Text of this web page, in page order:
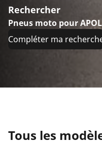
Rechercher
Pneus moto pour
Compléter ma
Tous les